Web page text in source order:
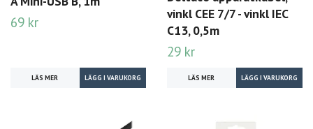
69 kr
LÄS MER
vinkl CEE 7/7 - vinkl IEC
C13, 0,5m
29 kr
LÄS MER